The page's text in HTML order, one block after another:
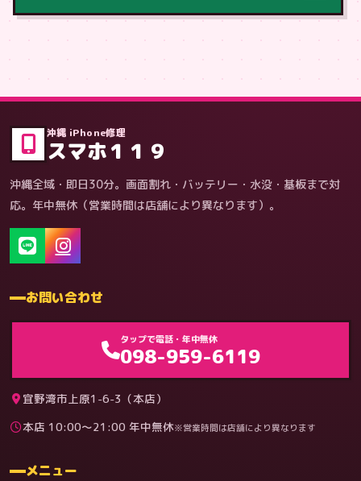
症状・内容から
料金
沖縄 iPhone修理
スマホ１１９
沖縄全域・即日30分。画面割れ・バッテリー・水没・基板まで対
応。年中無休（営業時間は店舗により異なります）。
お問い合わせ
タップで電話・年中無休
098-959-6119
宜野湾市上原1-6-3（本店）
本店 10:00〜21:00 年中無休※営業時間は店舗により異なります
メニュー